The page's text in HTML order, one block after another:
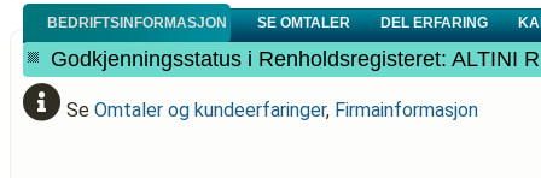
BEDRIFTSINFORMASJON SE OMTALER DEL ERFARING
Godkjenningsstatus i Renholdsregisteret: ALTINI
Se Omtaler og kundeerfaringer, Firmainformasjon